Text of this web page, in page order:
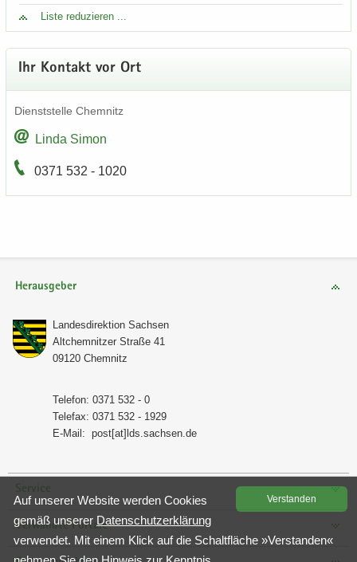
Liste re­du­zie­ren ...
Ihr Kon­takt vor Ort
Dienst­stel­le Chem­nitz
Linda Simon
0371 532 - 1020
Herausgeber
Lan­des­di­rek­ti­on Sach­sen
Alt­chem­nit­zer Stra­ße 41
09120 Chem­nitz
Te­le­fon: 0371 532 - 0
Te­le­fax: 0371 532 - 1929
E-​Mail: post[at]lds.sach­sen.de
Verwandte Portale
Ver­stan­den
Auf un­se­rer Web­site wer­den Coo­kies
gemäß un­se­rer Da­ten­schutz­er­klä­rung
ver­wen­det. Mit einem Klick auf die Schalt­flä­che »Ver­stan­den«